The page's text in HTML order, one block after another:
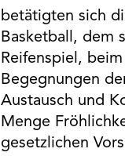
betätigten sich
Basketball, dem
Reifenspiel,
Begegnungen
Austausch und
Menge
gesetzlichen